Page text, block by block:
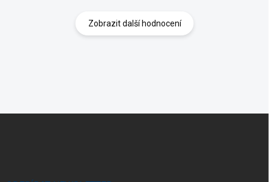
Zobrazit další hodnocení